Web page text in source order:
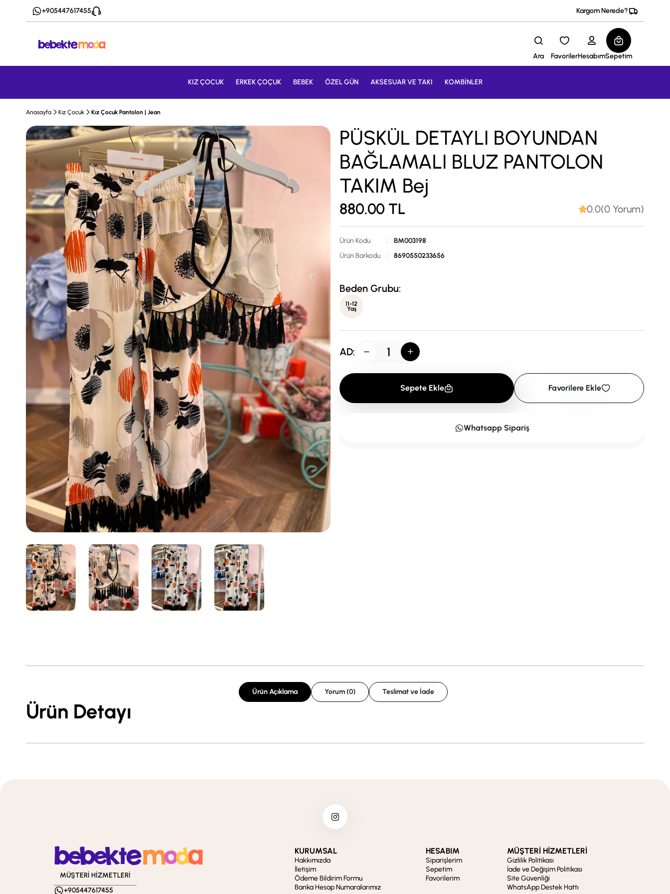
+905447617455 Kargom Nerede?
Ara FavorilerHesabımSepetim
KIZ ÇOCUK ERKEK ÇOÇUK BEBEK ÖZEL GÜN AKSESUAR VE TAKI KOMBİNLER
Anasayfa Kız Çocuk Kız Çocuk Pantolon | Jean
PÜSKÜL DETAYLI BOYUNDAN
BAĞLAMALI BLUZ PANTOLON
TAKIM Bej
880.00 TL 0.0(0 Yorum)
Ürün Kodu :
BM003198
Ürün Barkodu
: 8690550233656
Beden Grubu:
11-12
Yaş
AD:
Sepete Ekle Favorilere Ekle
Whatsapp Sipariş
Ürün Açıklama Yorum (0) Teslimat ve İade
Ürün Detayı
MÜŞTERİ HİZMETLERİ
+905447617455
KURUMSAL
Hakkımızda
İletişim
Ödeme Bildirim Formu
Banka Hesap Numaralarımız
HESABIM
Siparişlerim
Sepetim
Favorilerim
MÜŞTERİ HİZMETLERİ
Gizlilik Politikası
İade ve Değişim Politikası
Site Güvenliği
WhatsApp Destek Hattı